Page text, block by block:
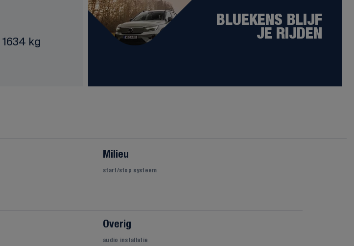
1634 kg
BLUEKENS BLIJF
JE RIJDEN
Milieu
start/stop systeem
Overig
audio installatie